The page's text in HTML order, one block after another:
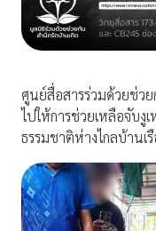
ศูนย์สื่อสารร่วมด้วยช่ว
ไปให้การช่วยเหลือจับ
ธรรมชาติห่างไกลบ้านเ